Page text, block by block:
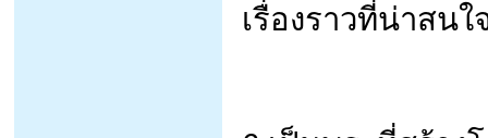
เรื่องราวที่น่าสน